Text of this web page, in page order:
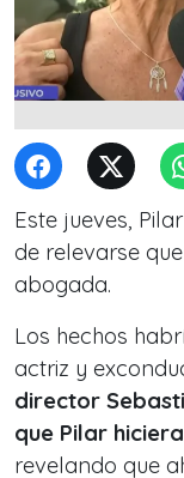
Este jueves,
de relevarse
abogada.
Los hechos
actriz y
director
que Pilar
revelando que